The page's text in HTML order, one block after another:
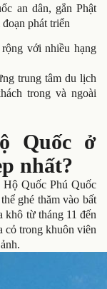
an dân, gắn Phật
phát triển
với nhiều hạng
trung tâm du lịch
trong và ngoài
Quốc ở
nhất?
Quốc Phú Quốc
ghé thăm vào bất
khô từ tháng 11 đến
cỏ trong khuôn viên